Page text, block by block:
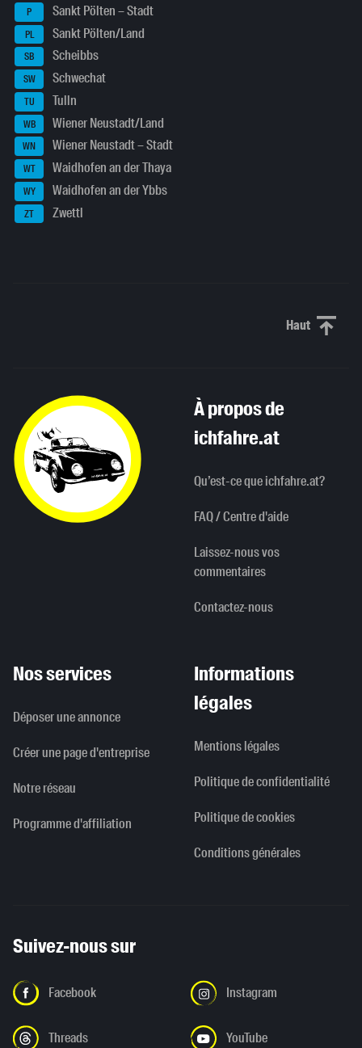
P Sankt Pölten – Stadt
PL Sankt Pölten/Land
SB Scheibbs
SW Schwechat
TU Tulln
WB Wiener Neustadt/Land
WN Wiener Neustadt – Stadt
WT Waidhofen an der Thaya
WY Waidhofen an der Ybbs
ZT Zwettl
HautHaut de
À propos de
ichfahre.at
Qu’est-ce que ichfahre.at?
FAQ / Centre d'aide
Laissez-nous vos
commentaires
Contactez-nous
Nos services
Déposer une annonce
Créer une page d'entreprise
Notre réseau
Programme d'affiliation
Informations
légales
Mentions légales
Politique de confidentialité
Politique de cookies
Conditions générales
Suivez-nous sur
Facebook Instagram
Threads YouTube